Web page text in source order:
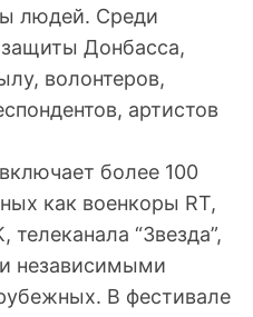
людей. Среди
Донбасса,
волонтеров,
артистов
более 100
как военкоры RT,
“Звезда”,
независимыми
В фестивале